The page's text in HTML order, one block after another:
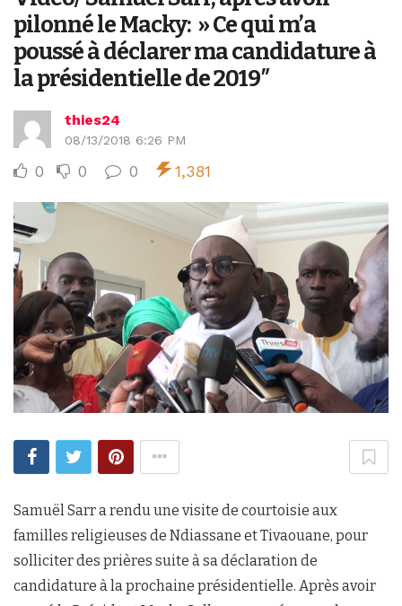
pilonné le Macky: » Ce qui m’a
poussé à déclarer ma candidature à
la présidentielle de 2019″
thies24
08/13/2018 6:26 PM
0 0 0 1,381
Samuël Sarr a rendu une visite de courtoisie aux
familles religieuses de Ndiassane et Tivaouane, pour
solliciter des prières suite à sa déclaration de
candidature à la prochaine présidentielle. Après avoir